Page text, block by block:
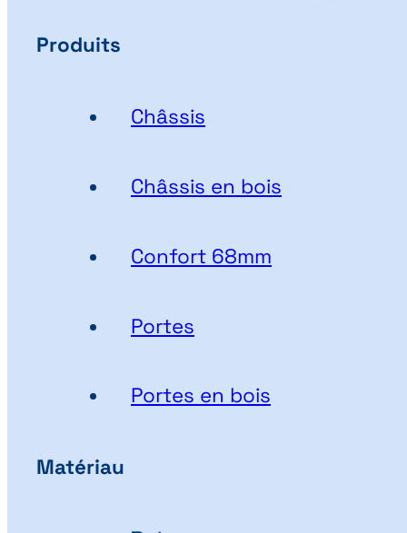
Produits
Châssis
Châssis en bois
Confort 68mm
Portes
Portes en bois
Matériau